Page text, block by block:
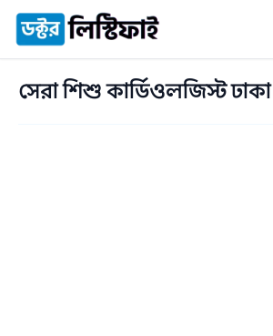
কন্টেন্টে যান
সেরা শিশু কার্ডিওলজিস্ট ঢাকা